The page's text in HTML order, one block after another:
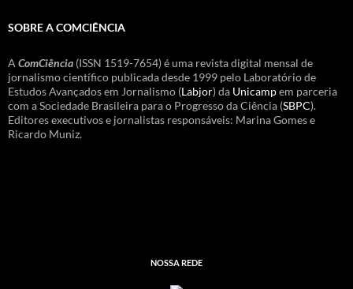
SOBRE A COMCIÊNCIA
A ComCiência (ISSN 1519-7654) é uma revista digital mensal de
jornalismo científico publicada desde 1999 pelo Laboratório de
Estudos Avançados em Jornalismo (Labjor) da Unicampem parceria
com a Sociedade Brasileira para o Progresso da Ciência (SBPC).
Editores executivos e jornalistas responsáveis: Marina Gomes e
Ricardo Muniz.
NOSSA REDE